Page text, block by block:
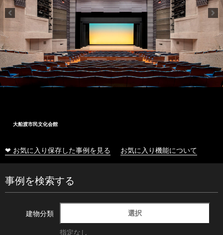
大船渡市民文化会館
❤ お気に入り保存した事例を見る お気に入り機能について
事例を検索する
建物分類 選択
指定なし